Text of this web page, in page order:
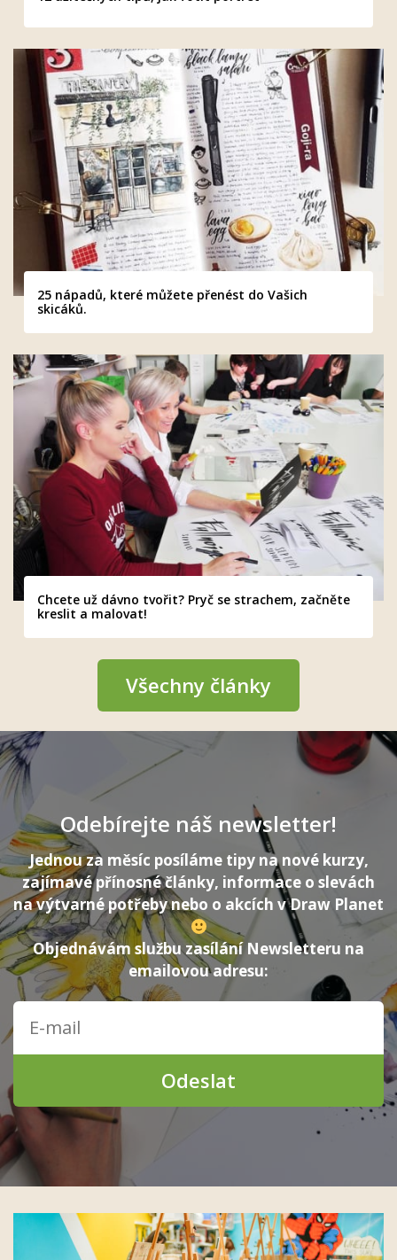
25 nápadů, které můžete přenést do Vašich
skicáků.
Chcete už dávno tvořit? Pryč se strachem, začněte
kreslit a malovat!
Všechny články
Odebírejte náš newsletter!
Jednou za měsíc posíláme tipy na nové kurzy,
zajímavé přínosné články, informace o slevách
na výtvarné potřeby nebo o akcích v Draw Planet
Objednávám službu zasílání Newsletteru na
emailovou adresu:
Odeslat